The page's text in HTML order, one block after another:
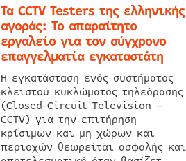
Τα CCTV Testers της ελληνικής
αγοράς: Το απαραίτητο
εργαλείο για τον σύγχρονο
επαγγελματία εγκαταστάτη
Η εγκατάσταση ενός συστήματος
κλειστού κυκλώματος τηλεόρασης
(Closed-Circuit Television –
CCTV) για την επιτήρηση
κρίσιμων και μη χώρων και
περιοχών θεωρείται ασφαλής και